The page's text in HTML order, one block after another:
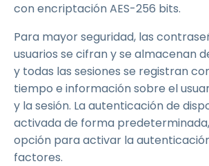
con encriptación AES-256 bits.
Para mayor seguridad, las
usuarios se cifran y se almacenan
y todas las sesiones se registran
tiempo e información sobre el
y la sesión. La autenticación de
activada de forma
opción para activar la
factores.